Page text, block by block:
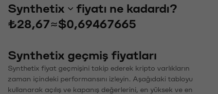
Synthetix
fiyatı ne kadardı?
₺28,67≈$0,69467665
Synthetix geçmiş fiyatları
Synthetix fiyat geçmişini takip ederek kripto varlıkların
zaman içindeki performansını izleyin. Aşağıdaki tabloyu
kullanarak açılış ve kapanış değerlerini, en yüksek ve en